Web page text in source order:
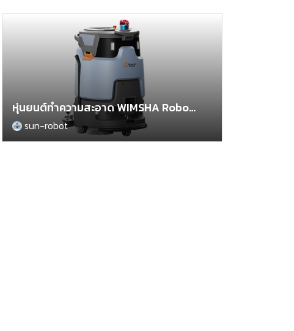
หุ่นยนต์ทำความสะอาด WIMSHA Robot รุ่น T3 Plus ขัดถู งานหนัก
sun-robot